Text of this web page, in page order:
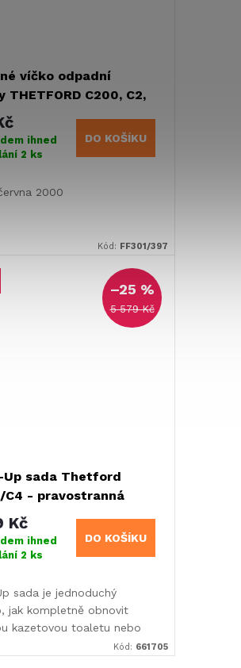
víčko odpadní
THETFORD C200, C2,
ihned
2 ks
DO KOŠÍKU
2000
Kód: FF301/397
5 579 Kč
–25 %
Up sada Thetford
C4 - pravostranná
Kč
ihned
2 ks
DO KOŠÍKU
sada je jednoduchý
jak kompletně obnovit
kazetovou toaletu nebo
nádrž pro delší cesty.
Kód: 661705